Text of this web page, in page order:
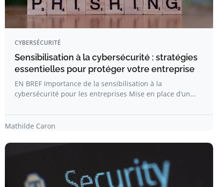
CYBERSÉCURITÉ
Sensibilisation à la cybersécurité : stratégies
essentielles pour protéger votre entreprise
EN BREF Importance de la sensibilisation à la
cybersécurité pour les entreprises Mise en place d’un…
Mathilde Caron